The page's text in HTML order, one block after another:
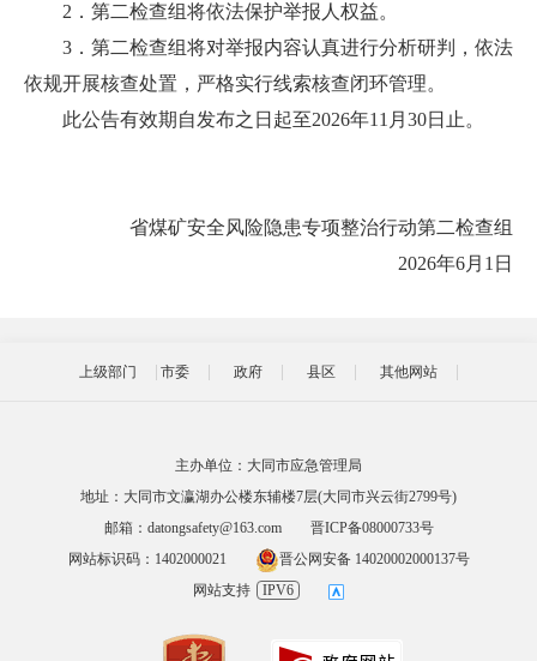
2．第二检查组将依法保护举报人权益。
3．第二检查组将对举报内容认真进行分析研判，依法
依规开展核查处置，严格实行线索核查闭环管理。
此公告有效期自发布之日起至2026年11月30日止。
省煤矿安全风险隐患专项整治行动第二检查组
2026年6月1日
上级部门 市委 政府 县区 其他网站
主办单位：大同市应急管理局
地址：大同市文瀛湖办公楼东辅楼7层(大同市兴云街2799号)
邮箱：datongsafety@163.com
晋ICP备08000733号
网站标识码：1402000021
晋公网安备 14020002000137号
网站支持
IPV6